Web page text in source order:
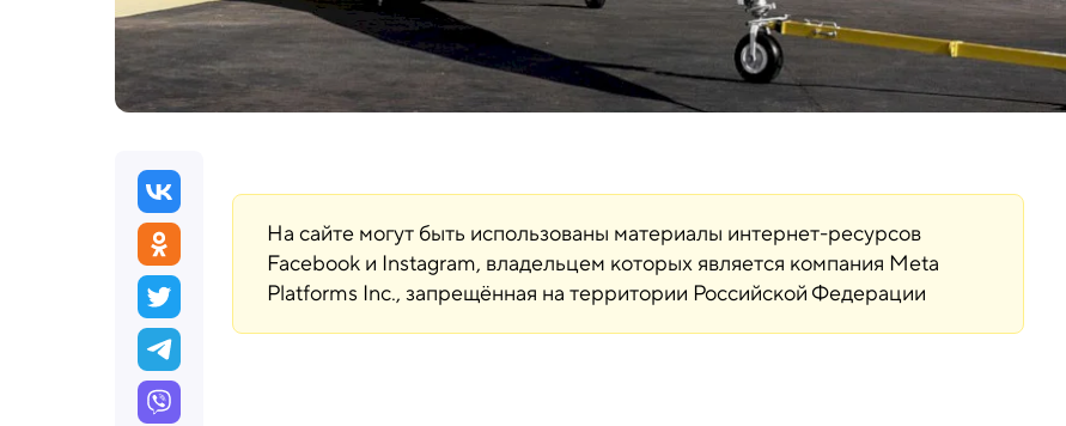
На сайте могут быть использованы материалы интернет-ресурсов
Facebook и Instagram, владельцем которых является компания Meta
Platforms Inc., запрещённая на территории Российской Федерации